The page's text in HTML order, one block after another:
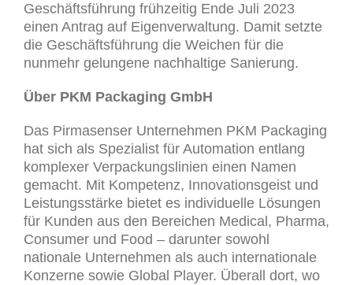
Geschäftsführung frühzeitig Ende Juli 2023
einen Antrag auf Eigenverwaltung. Damit setzte
die Geschäftsführung die Weichen für die
nunmehr gelungene nachhaltige Sanierung.
Über PKM Packaging GmbH
Das Pirmasenser Unternehmen PKM Packaging
hat sich als Spezialist für Automation entlang
komplexer Verpackungslinien einen Namen
gemacht. Mit Kompetenz, Innovationsgeist und
Leistungsstärke bietet es individuelle Lösungen
für Kunden aus den Bereichen Medical, Pharma,
Consumer und Food – darunter sowohl
nationale Unternehmen als auch internationale
Konzerne sowie Global Player. Überall dort, wo